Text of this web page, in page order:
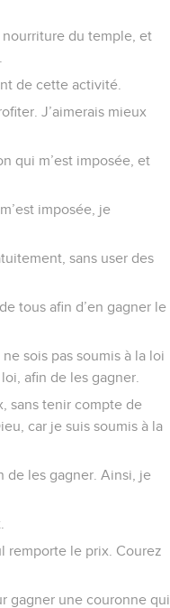
du temple, et
de cette activité.
J’aimerais mieux
qui m’est imposée, et
imposée, je
sans user des
tous afin d’en gagner le
sois pas soumis à la loi
afin de les gagner.
sans tenir compte de
car je suis soumis à la
de les gagner. Ainsi, je
remporte le prix. Courez
gagner une couronne qui